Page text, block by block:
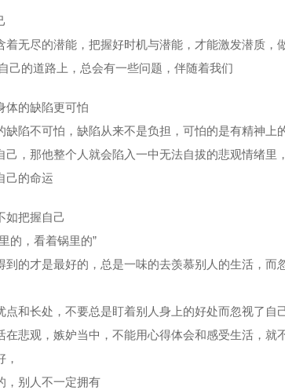
着无尽的潜能，把握好时机与潜能，才能激发潜质，
己的道路上，总会有一些问题，伴随着我们
体的缺陷更可怕
缺陷不可怕，缺陷从来不是负担，可怕的是有精神上
己，那他整个人就会陷入一中无法自拔的悲观情绪里
己的命运
如把握自己
的，看着锅里的”
到的才是最好的，总是一味的去羡慕别人的生活，而
点和长处，不要总是盯着别人身上的好处而忽视了自
在悲观，嫉妒当中，不能用心得体会和感受生活，就
，别人不一定拥有